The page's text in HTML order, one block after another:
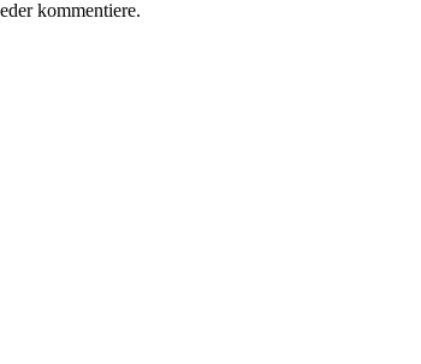
kommentiere.